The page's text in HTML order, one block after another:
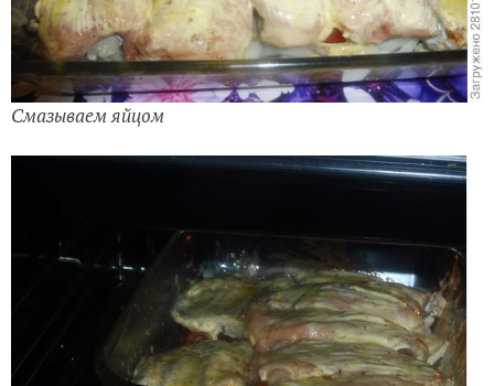
Смазываем яйцом